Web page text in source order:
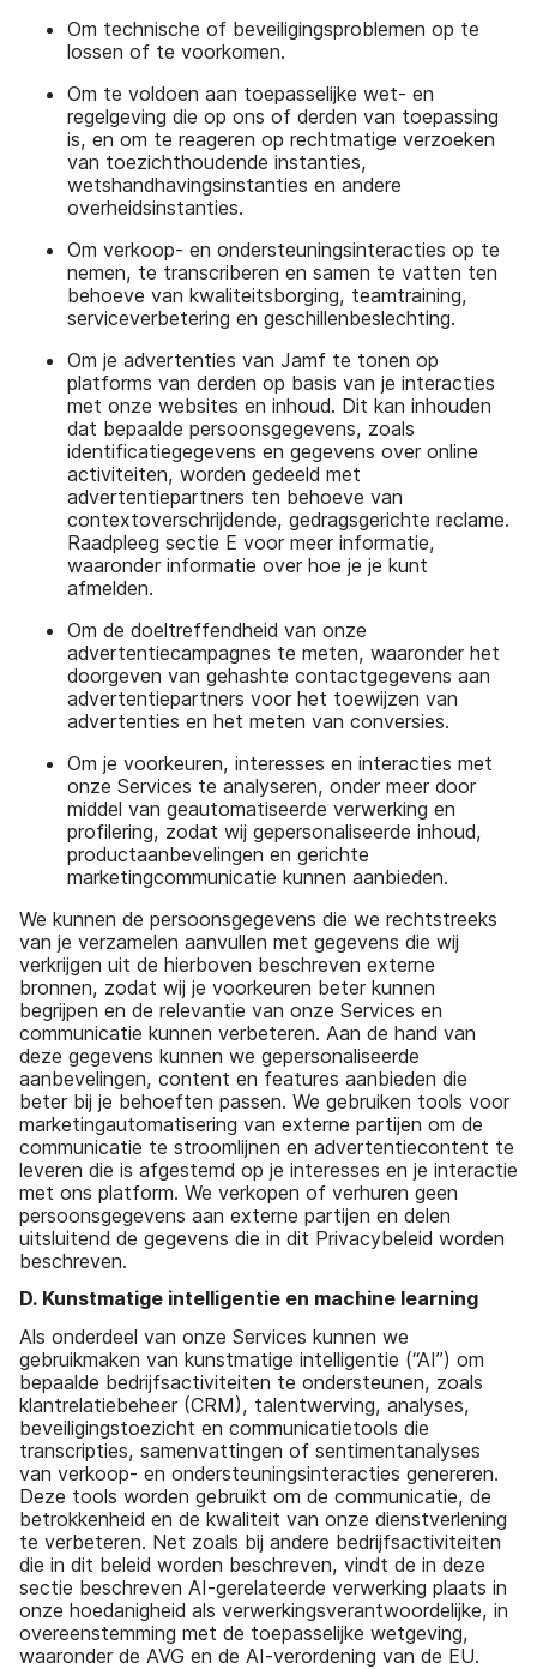
Om technische of beveiligingsproblemen op te
lossen of te voorkomen.
Om te voldoen aan toepasselijke wet- en
regelgeving die op ons of derden van toepassing
is, en om te reageren op rechtmatige verzoeken
van toezichthoudende instanties,
wetshandhavingsinstanties en andere
overheidsinstanties.
Om verkoop- en ondersteuningsinteracties op te
nemen, te transcriberen en samen te vatten ten
behoeve van kwaliteitsborging, teamtraining,
serviceverbetering en geschillenbeslechting.
Om je advertenties van Jamf te tonen op
platforms van derden op basis van je interacties
met onze websites en inhoud. Dit kan inhouden
dat bepaalde persoonsgegevens, zoals
identificatiegegevens en gegevens over online
activiteiten, worden gedeeld met
advertentiepartners ten behoeve van
contextoverschrijdende, gedragsgerichte reclame.
Raadpleeg sectie E voor meer informatie,
waaronder informatie over hoe je je kunt
afmelden.
Om de doeltreffendheid van onze
advertentiecampagnes te meten, waaronder het
doorgeven van gehashte contactgegevens aan
advertentiepartners voor het toewijzen van
advertenties en het meten van conversies.
Om je voorkeuren, interesses en interacties met
onze Services te analyseren, onder meer door
middel van geautomatiseerde verwerking en
profilering, zodat wij gepersonaliseerde inhoud,
productaanbevelingen en gerichte
marketingcommunicatie kunnen aanbieden.
We kunnen de persoonsgegevens die we rechtstreeks
van je verzamelen aanvullen met gegevens die wij
verkrijgen uit de hierboven beschreven externe
bronnen, zodat wij je voorkeuren beter kunnen
begrijpen en de relevantie van onze Services en
communicatie kunnen verbeteren. Aan de hand van
deze gegevens kunnen we gepersonaliseerde
aanbevelingen, content en features aanbieden die
beter bij je behoeften passen. We gebruiken tools voor
marketingautomatisering van externe partijen om de
communicatie te stroomlijnen en advertentiecontent te
leveren die is afgestemd op je interesses en je interactie
met ons platform. We verkopen of verhuren geen
persoonsgegevens aan externe partijen en delen
uitsluitend de gegevens die in dit Privacybeleid worden
beschreven.
D. Kunstmatige intelligentie en machine learning
Als onderdeel van onze Services kunnen we
gebruikmaken van kunstmatige intelligentie (“AI”) om
bepaalde bedrijfsactiviteiten te ondersteunen, zoals
klantrelatiebeheer (CRM), talentwerving, analyses,
beveiligingstoezicht en communicatietools die
transcripties, samenvattingen of sentimentanalyses
van verkoop- en ondersteuningsinteracties genereren.
Deze tools worden gebruikt om de communicatie, de
betrokkenheid en de kwaliteit van onze dienstverlening
te verbeteren. Net zoals bij andere bedrijfsactiviteiten
die in dit beleid worden beschreven, vindt de in deze
sectie beschreven AI-gerelateerde verwerking plaats in
onze hoedanigheid als verwerkingsverantwoordelijke, in
overeenstemming met de toepasselijke wetgeving,
waaronder de AVG en de AI-verordening van de EU.